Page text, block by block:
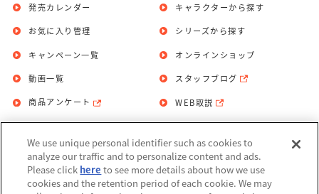
発売カレンダー
お気に入り管理
キャラクターから探す
シリーズから探す
キャンペーン一覧
動画一覧
商品アンケート
オンラインショップ
スタッフブログ
WEB取説
お問い合わせ 個人情報保護方針
利用規約
We use unique personal identifier such as cookies to
analyze our traffic and to personalize content and ads.
Please click here to see more details about how we use
cookies and the retention period of each cookie. We may